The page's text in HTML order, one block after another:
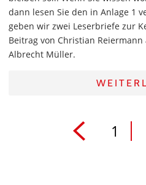
dann lesen Sie den in Anlage 1
geben wir zwei Leserbriefe zur
Beitrag von Christian
Albrecht Müller.
1